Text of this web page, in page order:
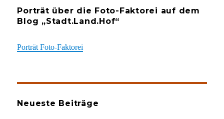
Porträt über die Foto-Faktorei auf dem
Blog „Stadt.Land.Hof“
Porträt Foto-Faktorei
Neueste Beiträge